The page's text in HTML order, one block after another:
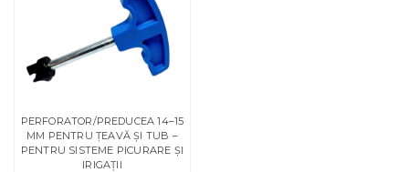
PERFORATOR/PREDUCEA 14–15
MM PENTRU ȚEAVĂ ȘI TUB –
PENTRU SISTEME PICURARE ȘI
IRIGAȚII